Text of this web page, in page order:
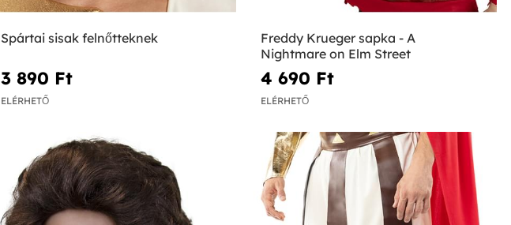
Spártai sisak felnőtteknek
3 890 Ft‎
ELÉRHETŐ
Freddy Krueger sapka - A
Nightmare on Elm Street
4 690 Ft‎
ELÉRHETŐ